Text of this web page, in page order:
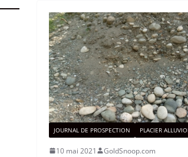
JOURNAL DE PROSPECTION PLACIER
10 mai 2021
GoldSnoop.com